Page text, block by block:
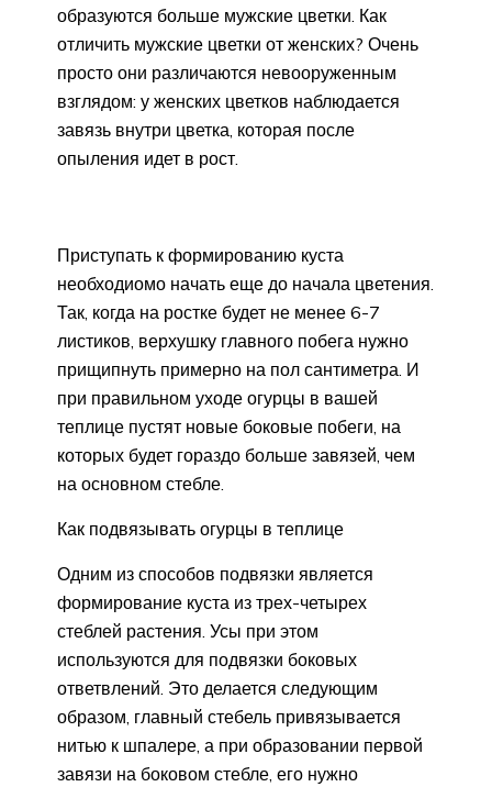
образуются больше мужские цветки. Как
отличить мужские цветки от женских? Очень
просто они различаются невооруженным
взглядом: у женских цветков наблюдается
завязь внутри цветка, которая после
опыления идет в рост.
Приступать к формированию куста
необходиомо начать еще до начала цветения.
Так, когда на ростке будет не менее 6-7
листиков, верхушку главного побега нужно
прищипнуть примерно на пол сантиметра. И
при правильном уходе огурцы в вашей
теплице пустят новые боковые побеги, на
которых будет гораздо больше завязей, чем
на основном стебле.
Как подвязывать огурцы в теплице
Одним из способов подвязки является
формирование куста из трех-четырех
стеблей растения. Усы при этом
используются для подвязки боковых
ответвлений. Это делается следующим
образом, главный стебель привязывается
нитью к шпалере, а при образовании первой
завязи на боковом стебле, его нужно